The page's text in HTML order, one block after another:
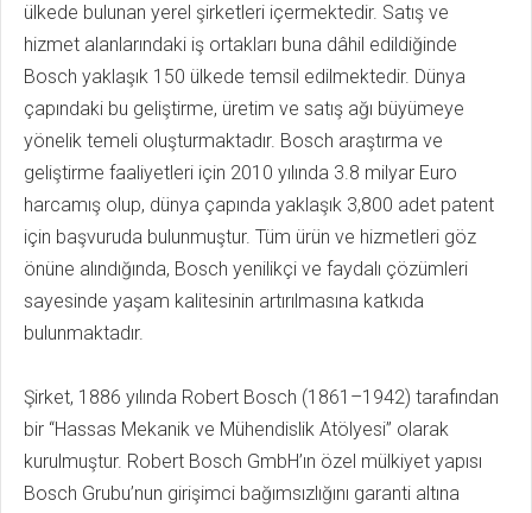
ülkede bulunan yerel şirketleri içermektedir. Satış ve
hizmet alanlarındaki iş ortakları buna dâhil edildiğinde
Bosch yaklaşık 150 ülkede temsil edilmektedir. Dünya
çapındaki bu geliştirme, üretim ve satış ağı büyümeye
yönelik temeli oluşturmaktadır. Bosch araştırma ve
geliştirme faaliyetleri için 2010 yılında 3.8 milyar Euro
harcamış olup, dünya çapında yaklaşık 3,800 adet patent
için başvuruda bulunmuştur. Tüm ürün ve hizmetleri göz
önüne alındığında, Bosch yenilikçi ve faydalı çözümleri
sayesinde yaşam kalitesinin artırılmasına katkıda
bulunmaktadır.
Şirket, 1886 yılında Robert Bosch (1861–1942) tarafından
bir “Hassas Mekanik ve Mühendislik Atölyesi” olarak
kurulmuştur. Robert Bosch GmbH’ın özel mülkiyet yapısı
Bosch Grubu’nun girişimci bağımsızlığını garanti altına